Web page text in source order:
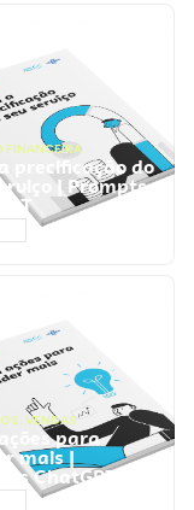
FINANCEIRA
a precificação do
| Prompts
, VENDAS
ações para
mais |
ChatGPT